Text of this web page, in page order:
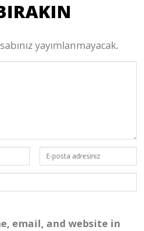
yayımlanmayacak.
email, and website in